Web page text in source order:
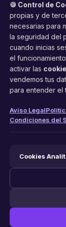
Asistente
Gestión
Funciones
© 2026
🍪 Control de
propias y de
necesarias para
la seguridad del
cuando inicias
el
activar las
vendemos tus
para entender el
Aviso Legal
Condiciones del
Cookies